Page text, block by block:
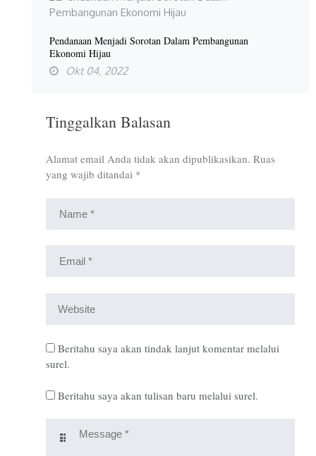
Pendanaan Menjadi Sorotan Dalam Pembangunan
Ekonomi Hijau
Okt 04, 2022
Tinggalkan Balasan
Alamat email Anda tidak akan dipublikasikan. Ruas
yang wajib ditandai *
Beritahu saya akan tindak lanjut komentar melalui
surel.
Beritahu saya akan tulisan baru melalui surel.